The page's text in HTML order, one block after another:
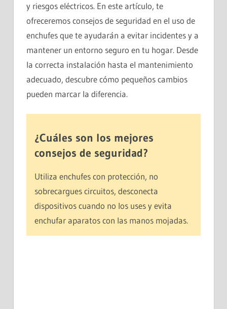
y riesgos eléctricos. En este artículo, te
ofreceremos consejos de seguridad en el uso de
enchufes que te ayudarán a evitar incidentes y a
mantener un entorno seguro en tu hogar. Desde
la correcta instalación hasta el mantenimiento
adecuado, descubre cómo pequeños cambios
pueden marcar la diferencia.
¿Cuáles son los mejores
consejos de seguridad?
Utiliza enchufes con protección, no
sobrecargues circuitos, desconecta
dispositivos cuando no los uses y evita
enchufar aparatos con las manos mojadas.